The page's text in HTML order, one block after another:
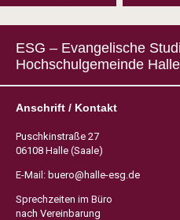
ESG – Evangelische
Hochschulgemeinde Halle
Anschrift / Kontakt
Puschkinstraße 27
06108 Halle (Saale)
E-Mail: buero@halle-esg.de
Sprechzeiten im Büro
nach Vereinbarung